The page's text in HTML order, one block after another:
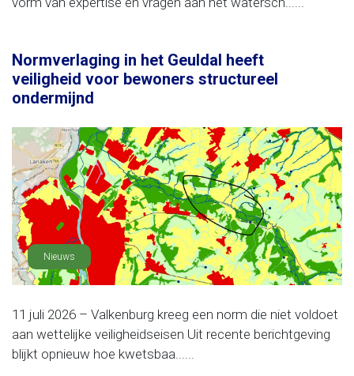
Normverlaging in het Geuldal heeft
veiligheid voor bewoners structureel
ondermijnd
Nieuws
11 juli 2026 – Valkenburg kreeg een norm die niet voldoet
aan wettelijke veiligheidseisen Uit recente berichtgeving
blijkt opnieuw hoe kwetsbaa......